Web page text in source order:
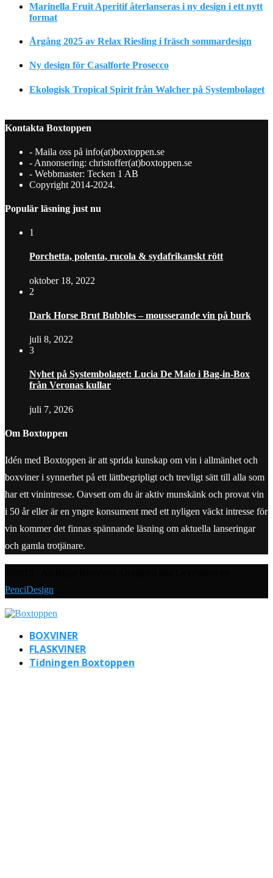
Marinella Fruit Aperitif återlanseras i ny design i ett nytt
format
Årgång 2025 av Relax Riesling i fräsch sommardesign
Ny design för Casalforte Prosecco
Ekologisk Tropical Spirit från Walcher på Systembolaget
Kontakta Boxtoppen
- Maila oss på info(at)boxtoppen.se
- Annonsering: christoffer(at)boxtoppen.se
- Webbmaster: Tecken 1 AB
Copyright 2014-2024.
Populär läsning just nu
1
Porchetta, polenta, rucola & sydafrikanskt rött
oktober 18, 2022
2
Dark Horse Brut Bubbles – mousserande vin på burk
juli 8, 2022
3
Nyhet på Systembolaget: Lucia De Maio i Bag-in-Box
från Veronas kullar
juli 7, 2026
Om Boxtoppen
Idén med Boxtoppen är att sprida kunskap om vin i allmänhet och
boxviner i synnerhet på ett lättbegripligt och trevligt sätt till alla som
har ett vinintresse. Oavsett om du är aktiv munskänk och provat vin
i 50 år eller är en yngre konsument med ett nyligen väckt intresse för
vin kommer det finnas spännande läsning om aktuella lanseringar
och gamla trotjänare.
PenciDesign
BOXVINER
FLASKVINER
Tidningen Boxtoppen